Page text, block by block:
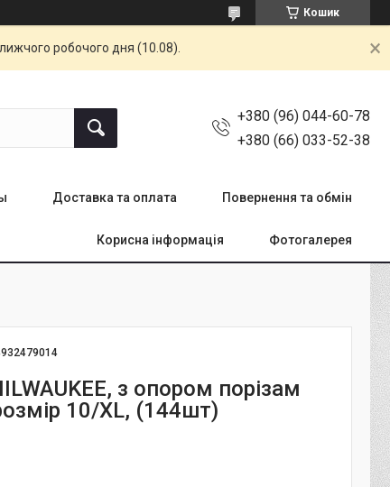
Кошик
робочого дня (10.08).
+380 (96) 044-60-78
+380 (66) 033-52-38
Доставка та оплата Повернення та обмін
Корисна інформація Фотогалерея
з опором порізам
10/XL, (144шт)